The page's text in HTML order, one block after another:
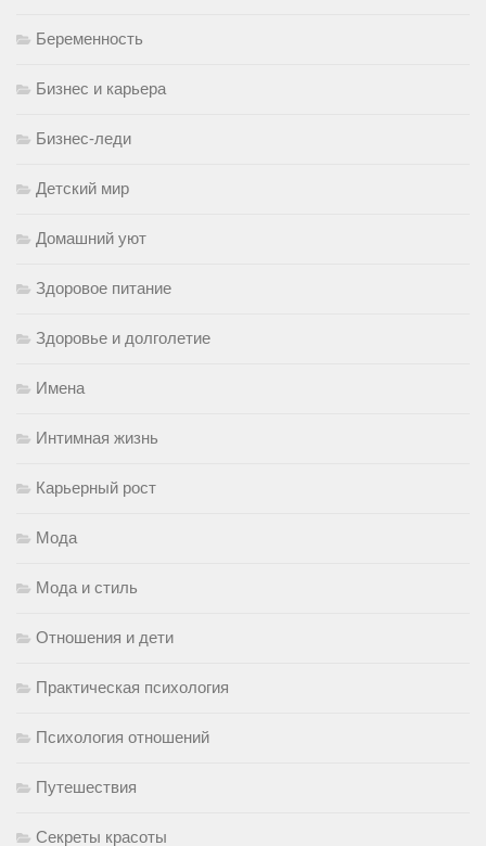
Беременность
Бизнес и карьера
Бизнес-леди
Детский мир
Домашний уют
Здоровое питание
Здоровье и долголетие
Имена
Интимная жизнь
Карьерный рост
Мода
Мода и стиль
Отношения и дети
Практическая психология
Психология отношений
Путешествия
Секреты красоты